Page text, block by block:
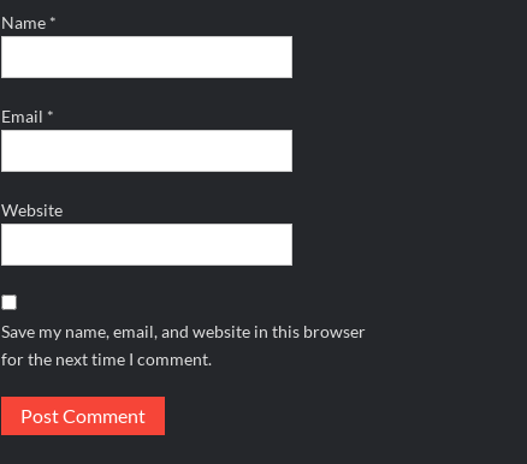
Name *
Email *
Website
Save my name, email, and website in this browser
for the next time I comment.